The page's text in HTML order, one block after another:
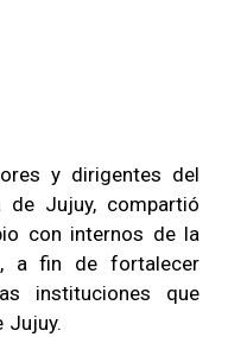
y dirigentes del
de Jujuy, compartió
con internos de la
a fin de fortalecer
instituciones que
Jujuy.